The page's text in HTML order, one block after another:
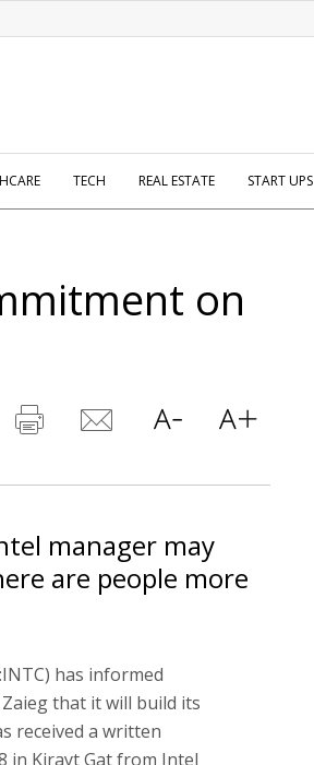
TECH REAL ESTATE START UPS
on
manager may
are people more
has informed
that it will build its
received a written
in Kirayt Gat from Intel